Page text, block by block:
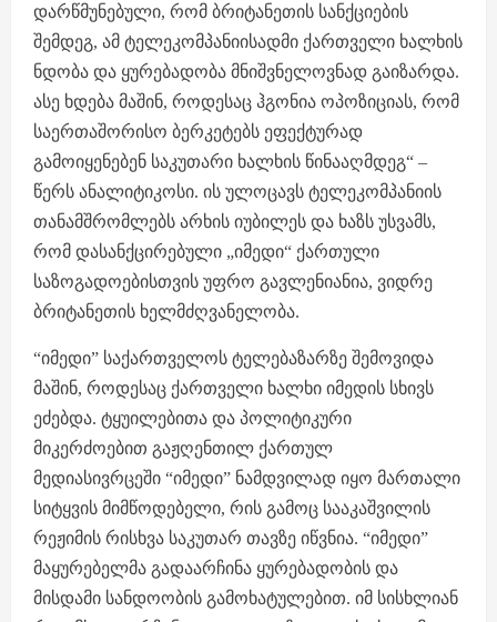
დარწმუნებული, რომ ბრიტანეთის სანქციების
შემდეგ, ამ ტელეკომპანიისადმი ქართველი ხალხის
ნდობა და ყურებადობა მნიშვნელოვნად გაიზარდა.
ასე ხდება მაშინ, როდესაც ჰგონია ოპოზიციას, რომ
საერთაშორისო ბერკეტებს ეფექტურად
გამოიყენებენ საკუთარი ხალხის წინააღმდეგ“ –
წერს ანალიტიკოსი. ის ულოცავს ტელეკომპანიის
თანამშრომლებს არხის იუბილეს და ხაზს უსვამს,
რომ დასანქცირებული „იმედი“ ქართული
საზოგადოებისთვის უფრო გავლენიანია, ვიდრე
ბრიტანეთის ხელმძღვანელობა.
“იმედი” საქართველოს ტელებაზარზე შემოვიდა
მაშინ, როდესაც ქართველი ხალხი იმედის სხივს
ეძებდა. ტყუილებითა და პოლიტიკური
მიკერძოებით გაჟღენთილ ქართულ
მედიასივრცეში “იმედი” ნამდვილად იყო მართალი
სიტყვის მიმწოდებელი, რის გამოც სააკაშვილის
რეჟიმის რისხვა საკუთარ თავზე იწვნია. “იმედი”
მაყურებელმა გადაარჩინა ყურებადობის და
მისდამი სანდოობის გამოხატულებით. იმ სისხლიან